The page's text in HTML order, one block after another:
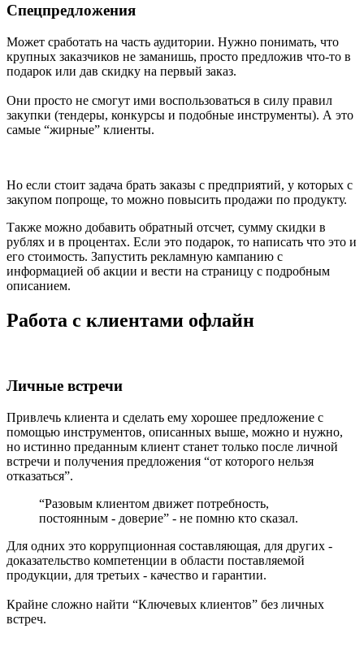
Спецпредложения
Может сработать на часть аудитории. Нужно понимать, что
крупных заказчиков не заманишь, просто предложив что-то в
подарок или дав скидку на первый заказ.
Они просто не смогут ими воспользоваться в силу правил
закупки (тендеры, конкурсы и подобные инструменты). А это
самые “жирные” клиенты.
Но если стоит задача брать заказы с предприятий, у которых с
закупом попроще, то можно повысить продажи по продукту.
Также можно добавить обратный отсчет, сумму скидки в
рублях и в процентах. Если это подарок, то написать что это и
его стоимость. Запустить рекламную кампанию с
информацией об акции и вести на страницу с подробным
описанием.
Работа с клиентами офлайн
Личные встречи
Привлечь клиента и сделать ему хорошее предложение с
помощью инструментов, описанных выше, можно и нужно,
но истинно преданным клиент станет только после личной
встречи и получения предложения “от которого нельзя
отказаться”.
“Разовым клиентом движет потребность,
постоянным - доверие” - не помню кто сказал.
Для одних это коррупционная составляющая, для других -
доказательство компетенции в области поставляемой
продукции, для третьих - качество и гарантии.
Крайне сложно найти “Ключевых клиентов” без личных
встреч.